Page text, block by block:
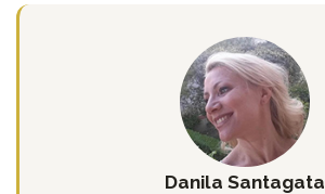
Danila Santagata